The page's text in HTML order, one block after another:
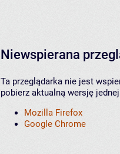
Niewspierana
Ta przeglądarka nie jest
pobierz aktualną wersję
Mozilla Firefox
Google Chrome